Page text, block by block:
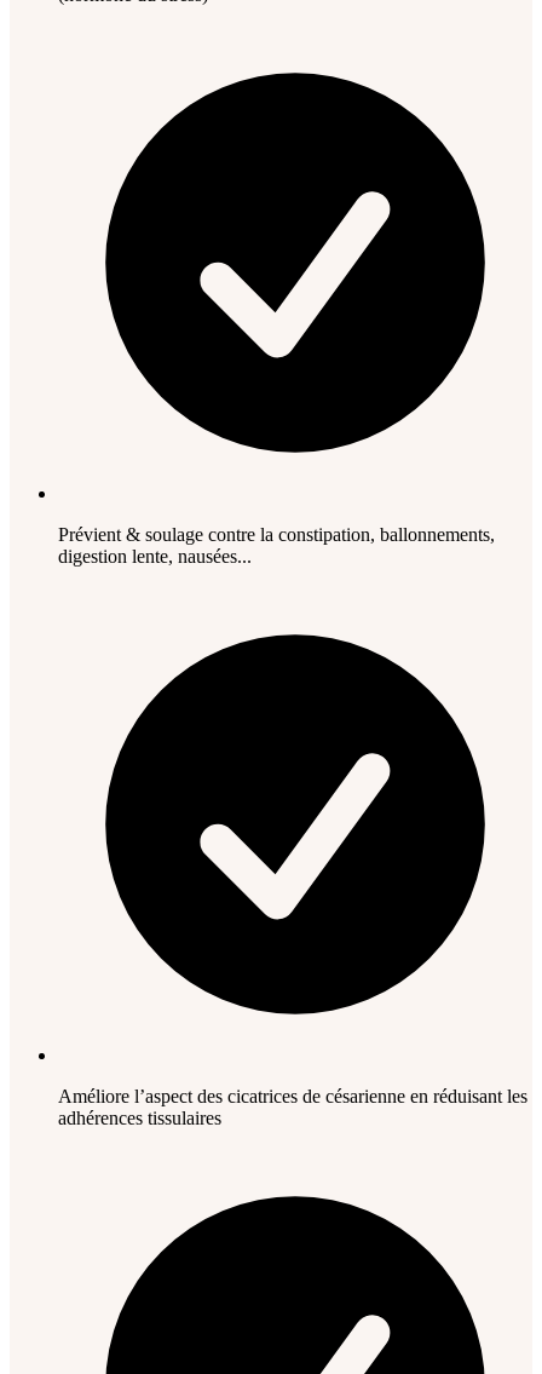
Prévient & soulage contre la constipation, ballonnements,
digestion lente, nausées...
Améliore l’aspect des cicatrices de césarienne en réduisant les
adhérences tissulaires